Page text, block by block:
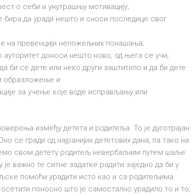
о себи и унутрашњу мотивацију;
бира да уради нешто и сноси последице свог
на превенцији непожељних понашања;
ауторитет доноси нешто ново, од њега се учи;
би се дете или неко други заштитило и да би дете
образложење и
за учење које воде исправљању или
између детета и родитеља. То је дуготрајан
гради од најранијих дететових дана, па тако на
свом детету родитељ невербалним путем шаље
важно те ситне задатке радити заједно да би у
помоћи урадити исто као и са родитељима.
поносно што је самостално урадило то и то,